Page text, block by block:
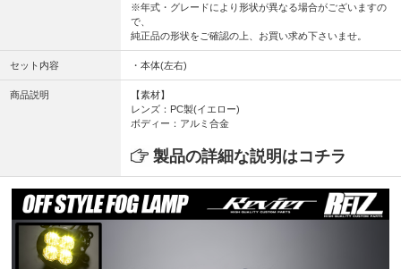
※年式・グレードにより形状が異なる場合がございますの
で、
純正品の形状をご確認の上、お買い求め下さいませ。
セット内容 ・本体(左右)
商品説明
【素材】
レンズ：PC製(イエロー)
ボディー：アルミ合金
製品の詳細な説明はコチラ